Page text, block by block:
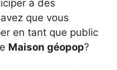
à des
que vous
en tant que public
Maison géopop?